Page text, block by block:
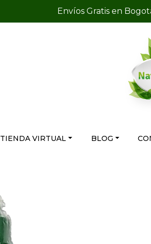
Envíos Gratis en
TIENDA VIRTUAL BLOG